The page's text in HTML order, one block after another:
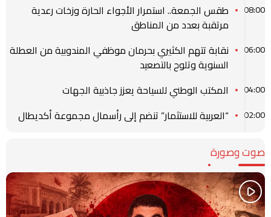
08:00
طقس الجمعة.. استمرار الأجواء الحارة وزخات رعدية
مرتقبة بعدد من المناطق
06:00
نقابة تتهم الكثيري بحرمان موظفي المندوبية من العطلة
السنوية وتلوح بالتصعيد
04:00 المكتب الوطني للسياحة يعزز جاذبية الجهات
02:00 “العربية للاستثمار” تنضم إلى رأسمال مجموعة أكديطال
صوت وصورة